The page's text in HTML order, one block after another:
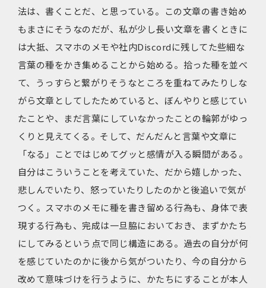
法は、書くことだ、と思っている。この文章の書き始め
もまさにそうなのだが、私が少し長い文章を書くときに
は大抵、スマホのメモや社内Discordに残してた些細な
言葉の種をかき集めることから始める。拾った種を並べ
て、うっすらと繋がりそうなところを重ねてみたりしな
がら文章としてしたためていると、ぼんやりと感じてい
たことや、まだ言葉にしていなかったことの輪郭がゆっ
くりと見えてくる。そして、だんだんと言葉や文章に
「なる」ことではじめてグッと感情が入る瞬間がある。
自分はこういうことを考えていた、だから嬉しかった、
悲しんでいたり、怒っていたりしたのかと後追いで気が
つく。スマホのメモに種を書き留める行為も、身体で表
現する行為も、完成は一旦脇においておき、まずかたち
にしてみるという点で同じ構造にある。過去の自分が何
を感じていたのかに後から気がついたり、今の自分から
改めて意味づけを行うように、かたちにすることが本人